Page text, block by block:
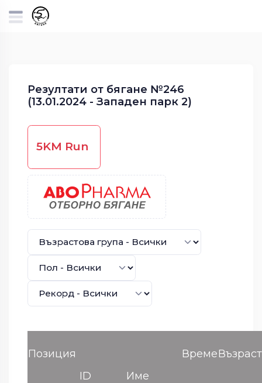
Резултати от бягане №246
(13.01.2024 - Западен парк 2)
5KM Run
Позиция
ID
Име
Време